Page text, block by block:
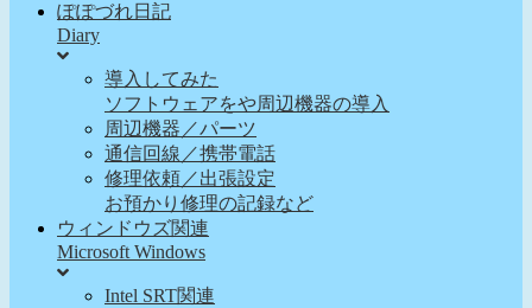
ぽぽづれ日記
Diary
導入してみた
ソフトウェアをや周辺機器の導入
周辺機器／パーツ
通信回線／携帯電話
修理依頼／出張設定
お預かり修理の記録など
ウィンドウズ関連
Microsoft Windows
Intel SRT関連